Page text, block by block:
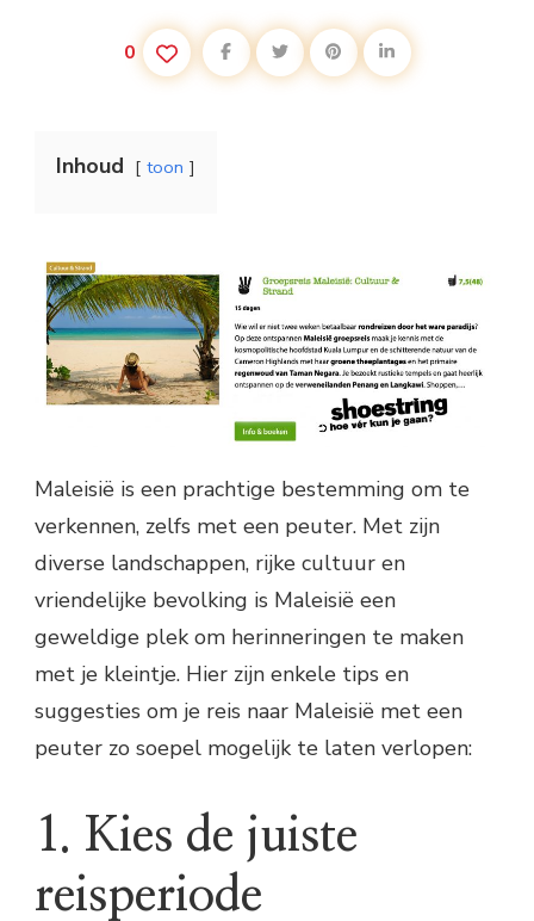
0
Inhoud toon
Maleisië is een prachtige bestemming om te
verkennen, zelfs met een peuter. Met zijn
diverse landschappen, rijke cultuur en
vriendelijke bevolking is Maleisië een
geweldige plek om herinneringen te maken
met je kleintje. Hier zijn enkele tips en
suggesties om je reis naar Maleisië met een
peuter zo soepel mogelijk te laten verlopen:
1. Kies de juiste
reisperiode